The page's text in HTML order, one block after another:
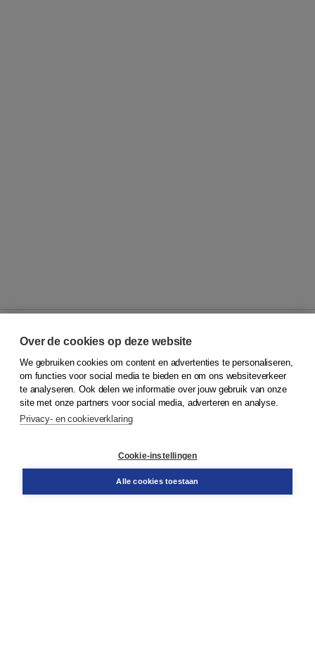
© 2026Koninklijke Boom uitgevers
Klantenservice
Service & informatie
Contact
Over de cookies op deze website
We gebruiken cookies om content en advertenties te personaliseren,
om functies voor social media te bieden en om ons websiteverkeer
te analyseren. Ook delen we informatie over jouw gebruik van onze
site met onze partners voor social media, adverteren en analyse.
Privacy- en cookieverklaring
Cookie-instellingen
Alle cookies toestaan